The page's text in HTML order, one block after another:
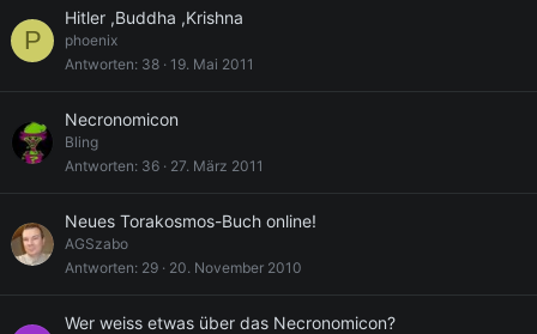
P
Hitler ,Buddha ,Krishna
phoenix
Antworten 38 19. Mai 2011
Necronomicon
Bling
Antworten 36 27. März 2011
Neues Torakosmos-Buch online!
AGSzabo
Antworten 29 20. November 2010
Wer weiss etwas über das Necronomicon?